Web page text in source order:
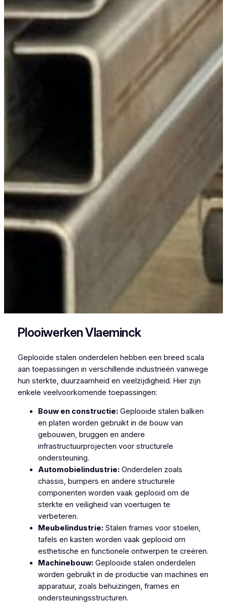
Plooiwerken Vlaeminck
Geplooide stalen onderdelen hebben een breed scala
aan toepassingen in verschillende industrieën vanwege
hun sterkte, duurzaamheid en veelzijdigheid. Hier zijn
enkele veelvoorkomende toepassingen:
Bouw en constructie:Geplooide stalen balken
en platen worden gebruikt in de bouw van
gebouwen, bruggen en andere
infrastructuurprojecten voor structurele
ondersteuning.
Automobielindustrie:Onderdelen zoals
chassis, bumpers en andere structurele
componenten worden vaak geplooid om de
sterkte en veiligheid van voertuigen te
verbeteren.
Meubelindustrie:Stalen frames voor stoelen,
tafels en kasten worden vaak geplooid om
esthetische en functionele ontwerpen te creëren.
Machinebouw:Geplooide stalen onderdelen
worden gebruikt in de productie van machines en
apparatuur, zoals behuizingen, frames en
ondersteuningsstructuren.